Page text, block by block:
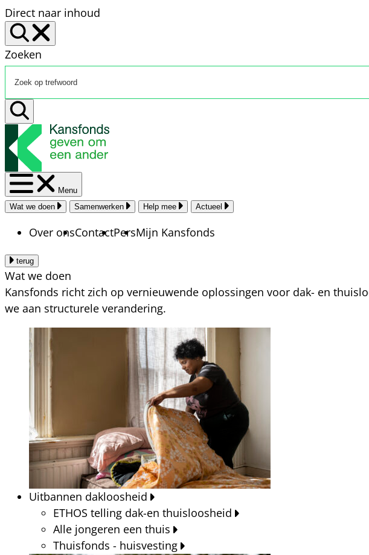
Direct naar inhoud
Zoeken
Menu
Wat we doen
Samenwerken Help mee Actueel
Over onsContactPersMijn Kansfonds
terug
Wat we doen
Kansfonds richt zich op vernieuwende oplossingen voor dak- en
we aan structurele verandering.
Uitbannen dakloosheid
ETHOS telling dak-en thuisloosheid
Alle jongeren een thuis
Thuisfonds - huisvesting